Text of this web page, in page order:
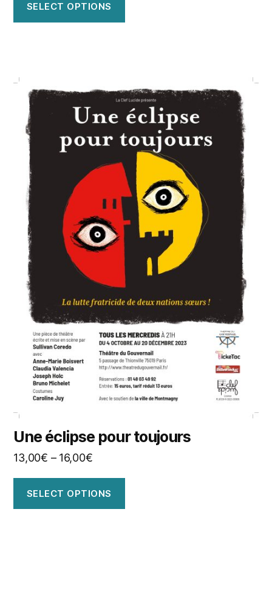
SELECT OPTIONS
Une éclipse pour toujours
13,00€ – 16,00€
SELECT OPTIONS